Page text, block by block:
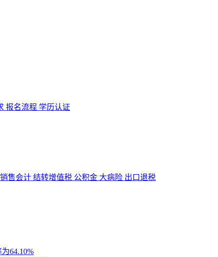
报名流程 学历认证
销售会计 结转增值税 公积金 大病险 出口退税